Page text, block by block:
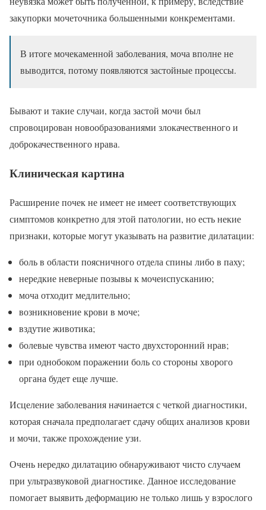
закупорки мочеточника большенными конкрементами.
В итоге мочекаменной заболевания, моча вполне не
выводится, потому появляются застойные процессы.
Бывают и такие случаи, когда застой мочи был
спровоцирован новообразованиями злокачественного и
доброкачественного нрава.
Клиническая картина
Расширение почек не имеет не имеет соответствующих
симптомов конкретно для этой патологии, но есть некие
признаки, которые могут указывать на развитие дилатации:
боль в области поясничного отдела спины либо в паху;
нередкие неверные позывы к мочеиспусканию;
моча отходит медлительно;
возникновение крови в моче;
вздутие животика;
болевые чувства имеют часто двухсторонний нрав;
при однобоком поражении боль со стороны хворого
органа будет еще лучше.
Исцеление заболевания начинается с четкой диагностики,
которая сначала предполагает сдачу общих анализов крови
и мочи, также прохождение узи.
Очень нередко дилатацию обнаруживают чисто случаем
при ультразвуковой диагностике. Данное исследование
помогает выявить деформацию не только лишь у взрослого